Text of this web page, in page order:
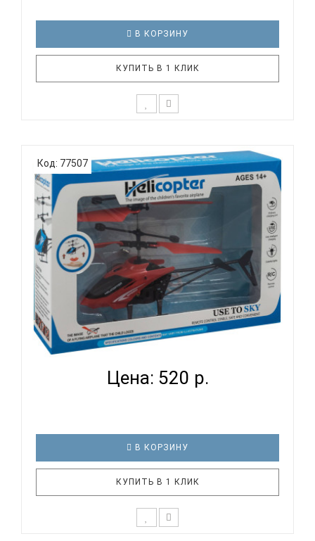
В КОРЗИНУ
КУПИТЬ В 1 КЛИК
вертолет с дистанционным управлением и
функцией обхода препятствий – идеальный
подарок для маленьких пилотов и любителей
авиатехники! Этот радиоуправляемый вертолет
оснащен функцией обхода препятствий и встр..
Код: 77507
ВЕРТОЛЕТ LA 1001 RD ASCELOT
Цена: 520 р.
В КОРЗИНУ
КУПИТЬ В 1 КЛИК